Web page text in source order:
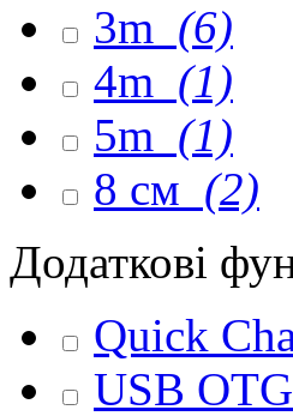
3m (6)
4m (1)
5m (1)
8 см (2)
Додаткові
Quick
USB